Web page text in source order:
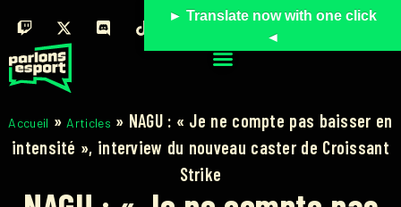
Accueil » Articles » NAGU : « Je ne compte pas baisser en
intensité », interview du nouveau caster de Croissant
Strike
► Translate now with one click
◄